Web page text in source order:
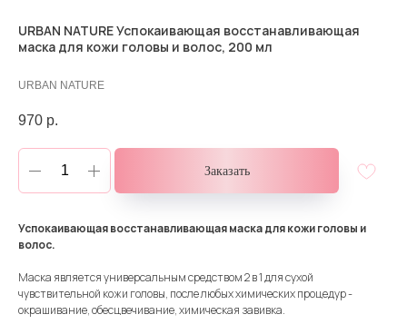
URBAN NATURE Успокаивающая восстанавливающая
маска для кожи головы и волос, 200 мл
URBAN NATURE
970 р.
Заказать
Успокаивающая восстанавливающая маска для кожи головы и
волос.
Маска является универсальным средством 2 в 1 для сухой
чувствительной кожи головы, после любых химических процедур -
окрашивание, обесцвечивание, химическая завивка.